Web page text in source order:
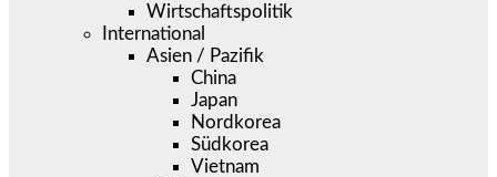
Wirtschaftspolitik
International
Asien / Pazifik
China
Japan
Nordkorea
Südkorea
Vietnam